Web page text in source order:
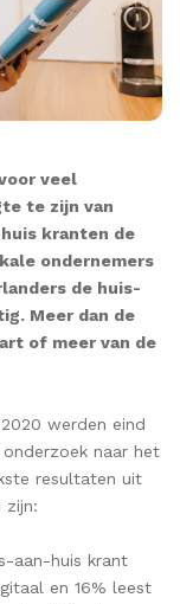
veel
te zijn van
kranten de
ondernemers
de huis-
Meer dan de
of meer van de
werden eind
naar het
resultaten uit
zijn:
aan-huis krant
en 16% leest